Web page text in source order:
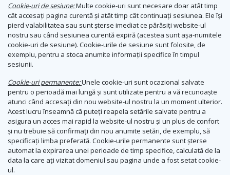
Cookie-uri de sesiune:Multe cookie-uri sunt necesare doar atât timp
cât accesați pagina curentă și atât timp cât continuați sesiunea. Ele își
pierd valabilitatea sau sunt șterse imediat ce părăsiți website-ul
nostru sau când sesiunea curentă expiră (acestea sunt așa-numitele
cookie-uri de sesiune). Cookie-urile de sesiune sunt folosite, de
exemplu, pentru a stoca anumite informații specifice în timpul
sesiunii.
Cookie-uri permanente:Unele cookie-uri sunt ocazional salvate
pentru o perioadă mai lungă și sunt utilizate pentru a vă recunoaște
atunci când accesați din nou website-ul nostru la un moment ulterior.
Acest lucru înseamnă că puteți reapela setările salvate pentru a
asigura un acces mai rapid la website-ul nostru și un plus de confort
și nu trebuie să confirmați din nou anumite setări, de exemplu, să
specificați limba preferată. Cookie-urile permanente sunt șterse
automat la expirarea unei perioade de timp specifice, calculată de la
data la care ați vizitat domeniul sau pagina unde a fost setat cookie-
ul.